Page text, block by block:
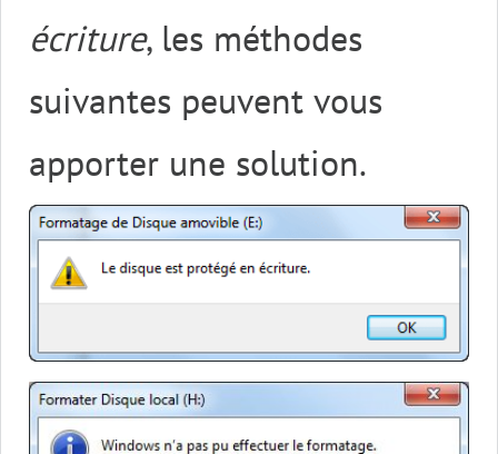
écriture, les méthodes
suivantes peuvent vous
apporter une solution.